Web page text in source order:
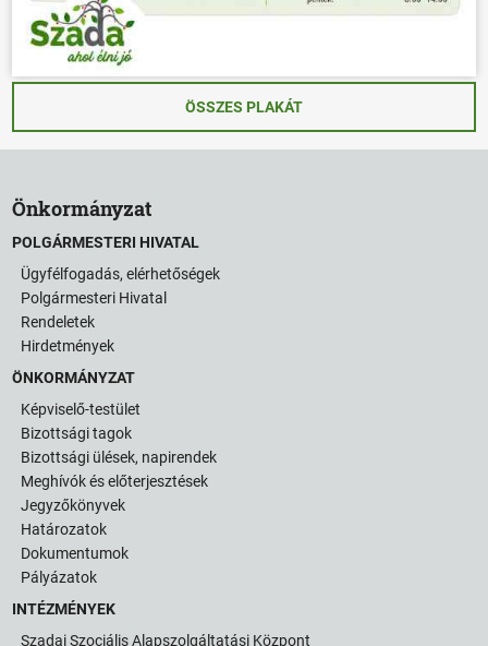
ÖSSZES PLAKÁT
Önkormányzat
POLGÁRMESTERI HIVATAL
Ügyfélfogadás, elérhetőségek
Polgármesteri Hivatal
Rendeletek
Hirdetmények
ÖNKORMÁNYZAT
Képviselő-testület
Bizottsági tagok
Bizottsági ülések, napirendek
Meghívók és előterjesztések
Jegyzőkönyvek
Határozatok
Dokumentumok
Pályázatok
INTÉZMÉNYEK
Szadai Szociális Alapszolgáltatási Központ